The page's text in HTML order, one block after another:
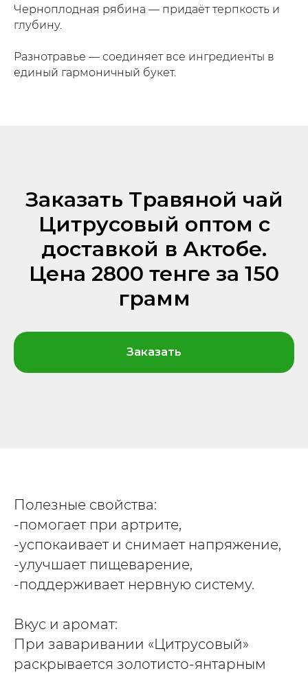
Черноплодная рябина — придаёт терпкость и
глубину.
Разнотравье — соединяет все ингредиенты в
единый гармоничный букет.
Заказать Травяной чай
Цитрусовый оптом с
доставкой в Актобе.
Цена 2800 тенге за 150
грамм
Заказать
Полезные свойства:
-помогает при артрите,
-успокаивает и снимает напряжение,
-улучшает пищеварение,
-поддерживает нервную систему.
Вкус и аромат:
При заваривании «Цитрусовый»
раскрывается золотисто-янтарным